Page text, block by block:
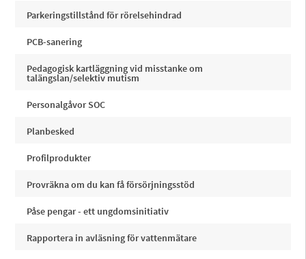
Parkeringstillstånd för rörelsehindrad
PCB-sanering
Pedagogisk kartläggning vid misstanke om
talängslan/selektiv mutism
Personalgåvor SOC
Planbesked
Profilprodukter
Provräkna om du kan få försörjningsstöd
Påse pengar - ett ungdomsinitiativ
Rapportera in avläsning för vattenmätare